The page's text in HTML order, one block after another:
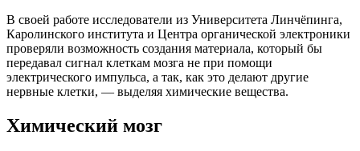
В своей работе исследователи из Университета Линчёпинга,
Каролинского института и Центра органической электроники
проверяли возможность создания материала, который бы
передавал сигнал клеткам мозга не при помощи
электрического импульса, а так, как это делают другие
нервные клетки, — выделяя химические вещества.
Химический мозг